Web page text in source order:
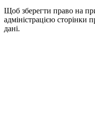
Щоб зберегти право на
адміністрацією сторінки
дані.